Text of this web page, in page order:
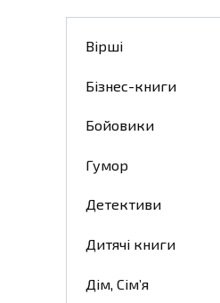
Вірші
Бізнес-книги
Бойовики
Гумор
Детективи
Дитячі книги
Дім, Сім’я